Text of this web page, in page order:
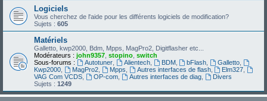
Logiciels
Vous cherchez de l'aide pour les différents logiciels de modification?
Sujets : 605
Matériels
Galletto, kwp2000, Bdm, Mpps, MagPro2, Digitflasher etc...
Modérateurs : john9357 stopino switch
Sous-forums :
Autotuner, Alientech, BDM, bFlash Galletto
Kwp2000
MagPro2, Mpps Autres interfaces de flash, Elm327
VAG Com VCDS
OP-com, Autres interfaces de diag,
Divers
Sujets : 1249